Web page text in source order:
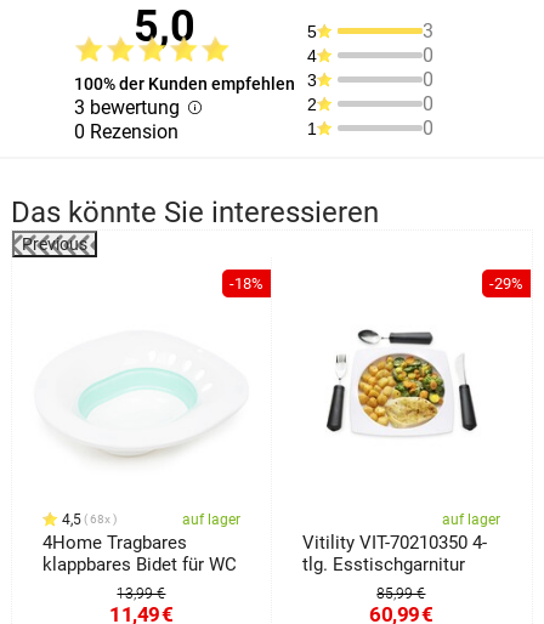
5,0
100% der Kunden empfehlen
3 bewertung
0 Rezension
5 3
4 0
3 0
2 0
1 0
Das könnte Sie interessieren
Previous
-18%
4,5 68x auf lager
4Home Tragbares
klappbares Bidet für WC
13,99 €
11,49€
-29%
auf lager
Vitility VIT-70210350 4-
tlg. Esstischgarnitur
85,99 €
60,99€